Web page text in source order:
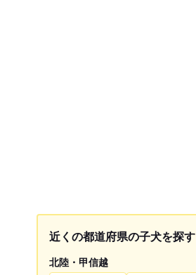
近くの都道府県の子犬を探す
北陸・甲信越